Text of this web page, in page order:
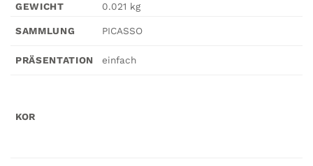
GEWICHT 0.021 kg
SAMMLUNG PICASSO
PRÄSENTATION einfach
KOR